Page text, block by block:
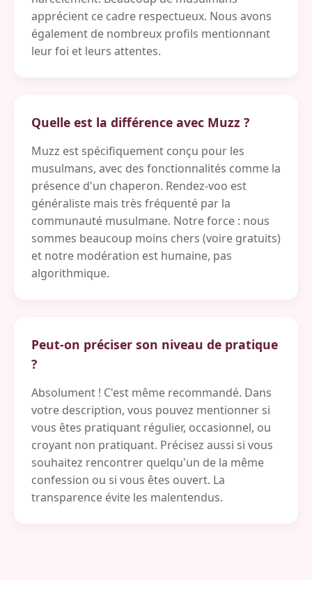
apprécient ce cadre respectueux. Nous avons
également de nombreux profils mentionnant
leur foi et leurs attentes.
Quelle est la différence avec Muzz ?
Muzz est spécifiquement conçu pour les
musulmans, avec des fonctionnalités comme la
présence d'un chaperon. Rendez-voo est
généraliste mais très fréquenté par la
communauté musulmane. Notre force : nous
sommes beaucoup moins chers (voire gratuits)
et notre modération est humaine, pas
algorithmique.
Peut-on préciser son niveau de pratique
?
Absolument ! C'est même recommandé. Dans
votre description, vous pouvez mentionner si
vous êtes pratiquant régulier, occasionnel, ou
croyant non pratiquant. Précisez aussi si vous
souhaitez rencontrer quelqu'un de la même
confession ou si vous êtes ouvert. La
transparence évite les malentendus.